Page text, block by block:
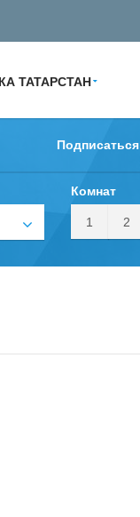
ТАТАРСТАН
Подписаться
Комнат
1 2